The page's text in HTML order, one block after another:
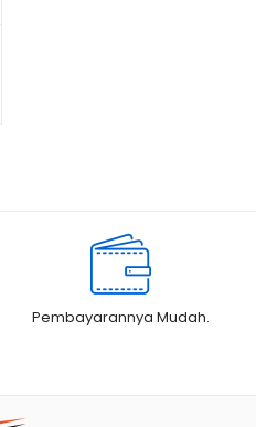
Pembayarannya Mudah.